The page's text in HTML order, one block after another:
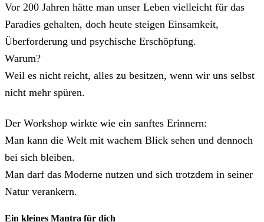
Vor 200 Jahren hätte man unser Leben vielleicht für das
Paradies gehalten, doch heute steigen Einsamkeit,
Überforderung und psychische Erschöpfung.
Warum?
Weil es nicht reicht, alles zu besitzen, wenn wir uns selbst
nicht mehr spüren.
Der Workshop wirkte wie ein sanftes Erinnern:
Man kann die Welt mit wachem Blick sehen und dennoch
bei sich bleiben.
Man darf das Moderne nutzen und sich trotzdem in seiner
Natur verankern.
Ein kleines Mantra für dich